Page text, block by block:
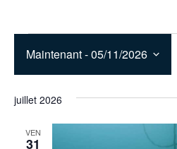
Maintenant - 05/11/2026
date.
juillet 2026
VEN
31